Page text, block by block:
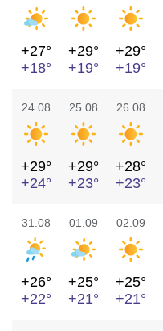
+27°
+18°
+29°
+19°
+29°
+19°
24.08
+29°
+24°
25.08
+29°
+23°
26.08
+28°
+23°
31.08
+26°
+22°
01.09
+25°
+21°
02.09
+25°
+21°